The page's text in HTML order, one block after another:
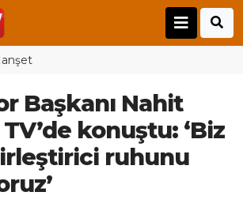
Başkanı Nahit
konuştu: ‘Biz
ruhunu